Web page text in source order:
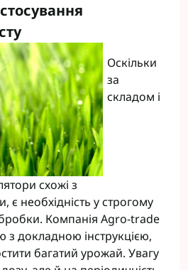
Оскільки
за
складом і
схожі з
є необхідність у строгому
Компанія Agro-trade
з докладною інструкцією,
багатий урожай. Увагу